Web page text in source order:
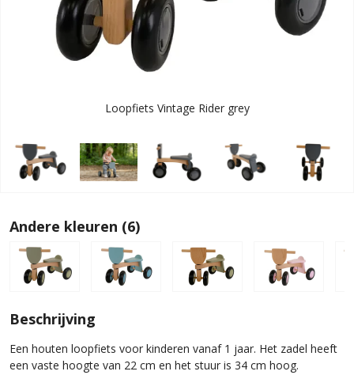
Loopfiets Vintage Rider grey
Andere kleuren (6)
Beschrijving
Een houten loopfiets voor kinderen vanaf 1 jaar. Het zadel heeft
een vaste hoogte van 22 cm en het stuur is 34 cm hoog.